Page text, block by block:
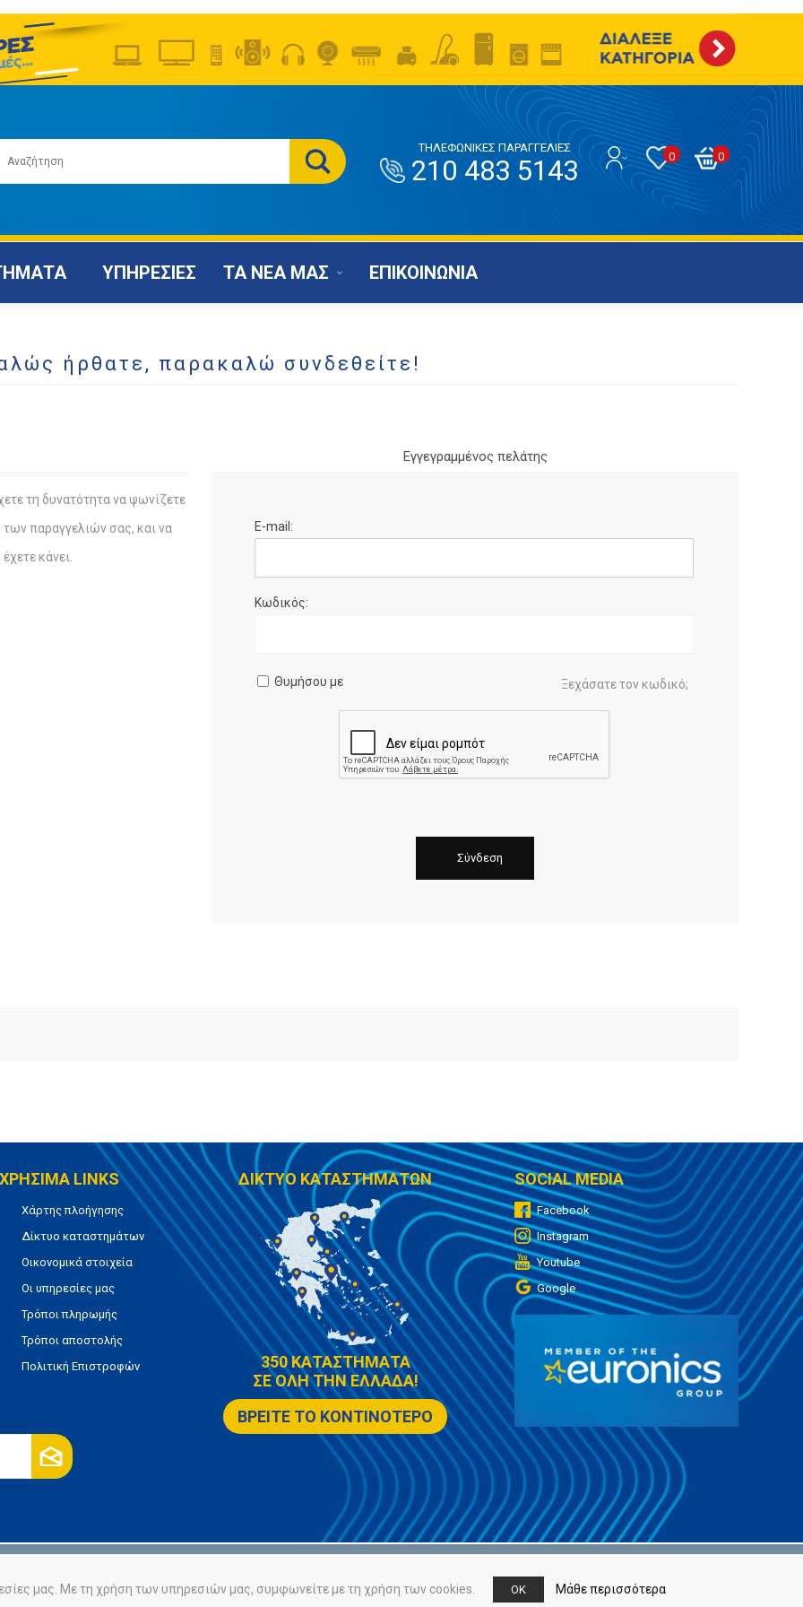
0
0
ΤΗΛΕΦΩΝΙΚΕΣ ΠΑΡΑΓΓΕΛΙΕΣ
210 483 5143
ΥΠΗΡΕΣΙΕΣ ΤΑ ΝΕΑ ΜΑΣ ΕΠΙΚΟΙΝΩΝΙΑ
ήρθατε, παρακαλώ συνδεθείτε!
τη δυνατότητα να ψωνίζετε
των παραγγελιών σας, και να
κάνει.
Εγγεγραμμένος πελάτης
E-mail:
Κωδικός:
Θυμήσου με Ξεχάσατε τον κωδικό;
ΧΡΗΣΙΜΑ LINKS
Χάρτης πλοήγησης
Δίκτυο καταστημάτων
Οικονομικά στοιχεία
Οι υπηρεσίες μας
Τρόποι πληρωμής
Τρόποι αποστολής
Πολιτική Επιστροφών
ΔΙΚΤΥΟ ΚΑΤΑΣΤΗΜΑΤΩΝ
350 ΚΑΤΑΣΤΗΜΑΤΑ
ΣΕ ΟΛΗ ΤΗΝ ΕΛΛΑΔΑ!
ΒΡΕΙΤΕ ΤΟ ΚΟΝΤΙΝΟΤΕΡΟ
SOCIAL MEDIA
Facebook
Instagram
Youtube
Google
Powered bynopCommerce
μας. Με τη χρήση των υπηρεσιών μας, συμφωνείτε με τη χρήση των cookies. OK Μάθε περισσότερα